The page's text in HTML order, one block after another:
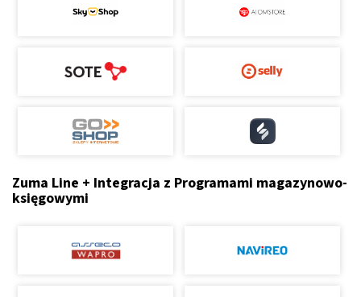
Zuma Line + Integracja z Programami magazynowo-
księgowymi